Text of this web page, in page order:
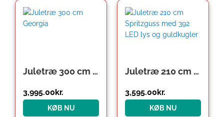
Juletræ 300 cm Georgia
3,995.00kr.
KØB NU
Juletræ 210 cm Spritzguss med 392 LED lys og guldkugler
3,595.00kr.
KØB NU